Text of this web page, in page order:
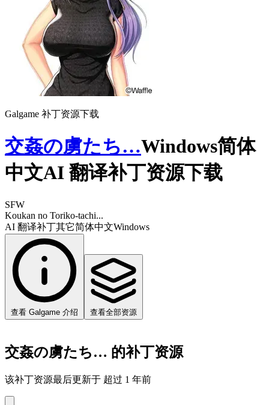
Galgame 补丁资源下载
交姦の虜たち…Windows简体
中文AI 翻译补丁资源下载
SFW
Koukan no Toriko-tachi...
AI 翻译补丁其它简体中文Windows
查看 Galgame 介绍 查看全部资源
交姦の虜たち… 的补丁资源
该补丁资源最后更新于 超过 1 年前